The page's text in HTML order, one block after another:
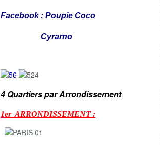
Facebook : Poupie Coco
Cyrarno
4 Quartiers par Arrondissement
1er ARRONDISSEMENT :